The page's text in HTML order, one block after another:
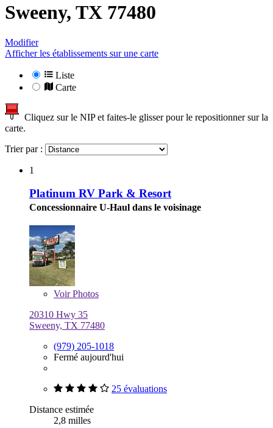
Sweeny, TX 77480
Modifier
Afficher les établissements sur une carte
Liste
Carte
Cliquez sur le NIP et faites-le glisser pour le repositionner sur la
carte.
Trier par :
1
Platinum RV Park & Resort
Concessionnaire U-Haul dans le voisinage
VoirPhotos
20310 Hwy 35
Sweeny, TX 77480
(979) 205-1018
Fermé aujourd'hui
25 évaluations
Distance estimée
2,8 milles